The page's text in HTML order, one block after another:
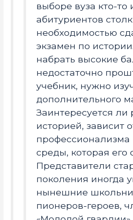
выборе вуза кто-то
абитуриентов
необходимостью
экзамен по
набрать высокие
недостаточно
учебник, нужно
дополнительного
Заинтересуется ли
историей, зависит
профессионализма
среды, которая его
Представители
поколения иногда
нынешние
пионеров-героев,